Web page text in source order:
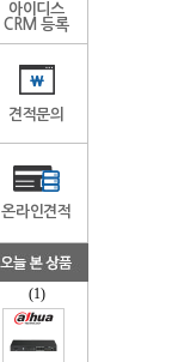
아이디스
CRM 등록
견적문의
온라인견적
(1)